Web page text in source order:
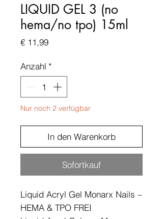
LIQUID GEL 3 (no
hema/no tpo) 15ml
€ 11,99Preis
Anzahl *
Nur noch 2 verfügbar
In den Warenkorb
Sofortkauf
Liquid Acryl Gel Monarx Nails –
HEMA & TPO FREI